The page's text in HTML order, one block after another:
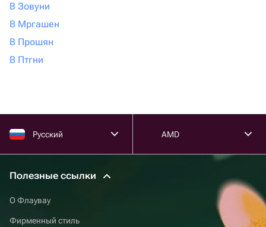
В Зовуни
В Мргашен
В Прошян
В Птгни
Русский AMD
Полезные ссылки
О Флаувау
Фирменный стиль